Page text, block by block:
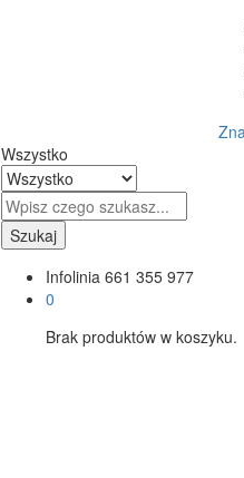
Wszystko
Szukaj
Infolinia 661 355 977
0
Brak produktów w koszyku.